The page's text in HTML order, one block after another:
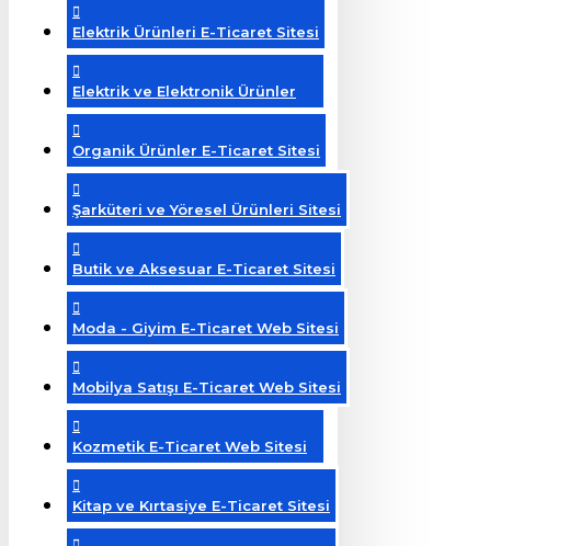
Elektrik Ürünleri E-Ticaret Sitesi
Elektrik ve Elektronik Ürünler
Organik Ürünler E-Ticaret Sitesi
Şarküteri ve Yöresel Ürünleri Sitesi
Butik ve Aksesuar E-Ticaret Sitesi
Moda - Giyim E-Ticaret Web Sitesi
Mobilya Satışı E-Ticaret Web Sitesi
Kozmetik E-Ticaret Web Sitesi
Kitap ve Kırtasiye E-Ticaret Sitesi